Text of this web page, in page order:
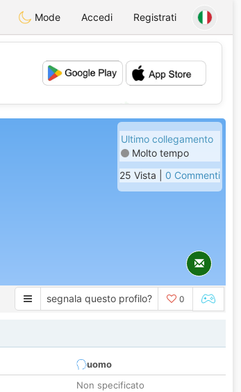
Mode Accedi Registrati
💕
Ultimo collegamento
Molto tempo
25 Vista | 0 Commenti
segnala questo profilo? 0
uomo
Non specificato